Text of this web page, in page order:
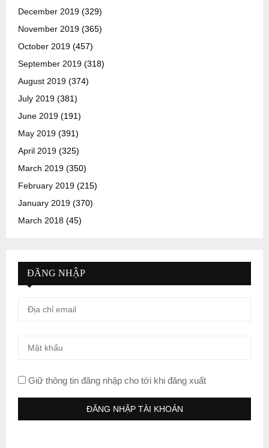
December 2019 (329)
November 2019 (365)
October 2019 (457)
September 2019 (318)
August 2019 (374)
July 2019 (381)
June 2019 (191)
May 2019 (391)
April 2019 (325)
March 2019 (350)
February 2019 (215)
January 2019 (370)
March 2018 (45)
ĐĂNG NHẬP
Giữ thông tin đăng nhập cho tới khi đăng xuất